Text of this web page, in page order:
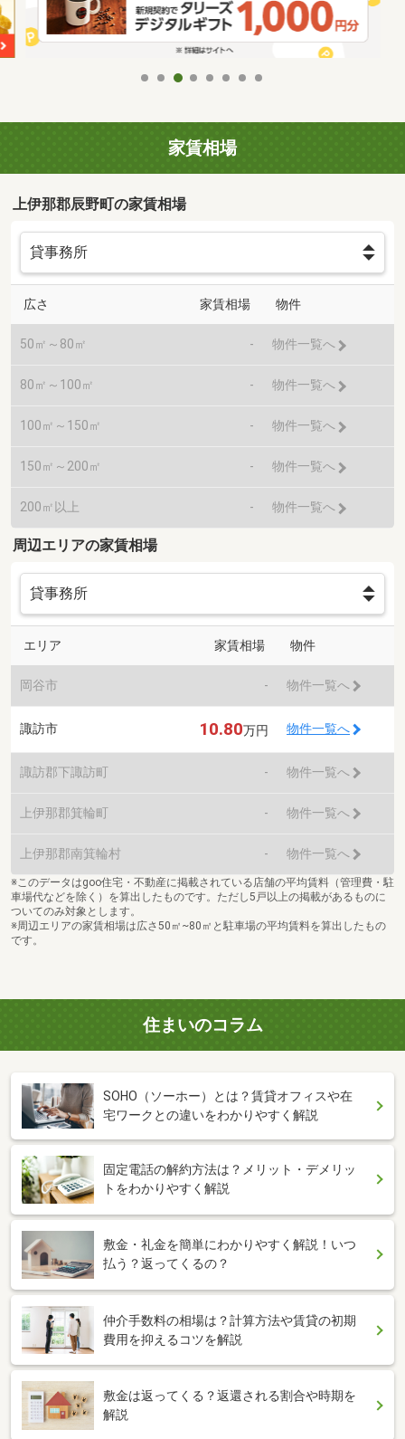
家賃相場
上伊那郡辰野町の家賃相場
広さ 家賃相場 物件
50㎡～80㎡ - 物件一覧へ
80㎡～100㎡ - 物件一覧へ
100㎡～150㎡ - 物件一覧へ
150㎡～200㎡ - 物件一覧へ
200㎡以上 - 物件一覧へ
周辺エリアの家賃相場
エリア 家賃相場 物件
岡谷市 - 物件一覧へ
諏訪市 10.80万円 物件一覧へ
諏訪郡下諏訪町 - 物件一覧へ
上伊那郡箕輪町 - 物件一覧へ
上伊那郡南箕輪村 - 物件一覧へ
※このデータはgoo住宅・不動産に掲載されている店舗の平均賃料（管理費・駐
車場代などを除く）を算出したものです。ただし5戸以上の掲載があるものに
ついてのみ対象とします。
※周辺エリアの家賃相場は広さ50㎡~80㎡と駐車場の平均賃料を算出したもの
です。
住まいのコラム
SOHO（ソーホー）とは？賃貸オフィスや在
宅ワークとの違いをわかりやすく解説
固定電話の解約方法は？メリット・デメリッ
トをわかりやすく解説
敷金・礼金を簡単にわかりやすく解説！いつ
払う？返ってくるの？
仲介手数料の相場は？計算方法や賃貸の初期
費用を抑えるコツを解説
敷金は返ってくる？返還される割合や時期を
解説